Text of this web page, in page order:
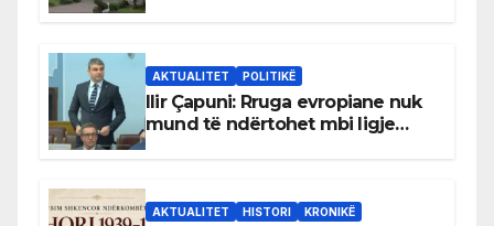
AKTUALITET POLITIKË
Ilir Çapuni: Rruga evropiane nuk
mund të ndërtohet mbi ligje
AKTUALITET HISTORI KRONIKË